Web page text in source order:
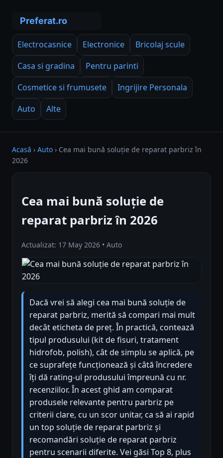
Electrocasnice Electronice
Bricolaj scule
Casa si gradina
Pentru parinti
Cosmetice si frumusete
Ingrijire Personala
Auto
Alte
Acasă › Auto › Cea mai bună soluție de reparat parbriz în
2026
Cea mai bună soluție de
reparat parbriz în 2026
Actualizat: 17 May 2026 • Auto
Dacă vrei să alegi cea mai bună soluție de
reparat parbriz, merită să compari mai mult
decât eticheta de preț. În practică, contează
tipul produsului (kit de fisuri, tratament
hidrofob, polish), cât de simplu se aplică, pe
ce suprafețe funcționează și câtă încredere
îți dă rating-ul produsului împreună cu nr.
recenziilor. În acest ghid am comparat
produsele relevante pentru parbriz pe
criterii clare, cu un scor unitar, ca să ai rapid
un top soluție de reparat parbriz și
recomandări soluție de reparat parbriz
pentru scenarii diferite. Vei găsi Top 8, plus